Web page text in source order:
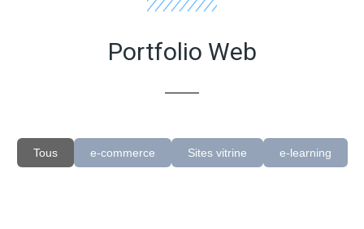
Portfolio Web
Tous e-commerce Sites vitrine e-learning